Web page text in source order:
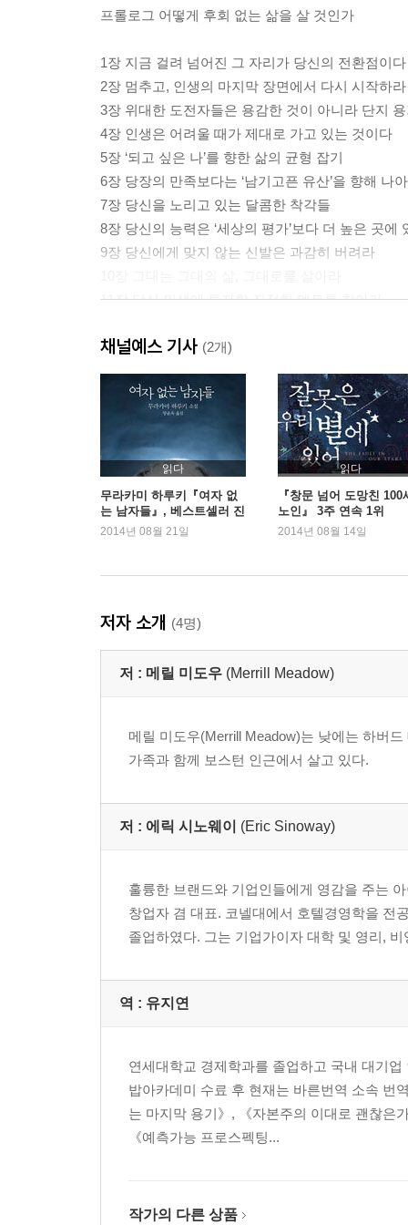
프롤로그 어떻게 후회 없는 삶을 살 것인가
1장 지금 걸려 넘어진 그 자리가 당신의 전환점이다
2장 멈추고, 인생의 마지막 장면에서 다시 시작하라
3장 위대한 도전자들은 용감한 것이 아니라 단지
4장 인생은 어려울 때가 제대로 가고 있는 것이다
5장 ‘되고 싶은 나’를 향한 삶의 균형 잡기
6장 당장의 만족보다는 ‘남기고픈 유산’을 향해 나
7장 당신을 노리고 있는 달콤한 착각들
8장 당신의 능력은 ‘세상의 평가’보다 더 높은 곳에
9장 당신에게 맞지 않는 신발은 과감히 버려라
11장 당신 인생에 투자할 진정한 멘토를 찾아라
에필로그 인생의 새로운 물결을 일으켜라
채널예스 기사 (2개)
읽다
무라카미 하루키『여자 없
는 남자들』, 베스트셀러 진
입
2014년 08월 21일
읽다
『창문 넘어 도망친 100
노인』 3주 연속 1위
2014년 08월 14일
저자 소개 (4명)
저 : 메릴 미도우 (Merrill Meadow)
메릴 미도우(Merrill Meadow)는 낮에는 하버
가족과 함께 보스턴 인근에서 살고 있다.
저 : 에릭 시노웨이 (Eric Sinoway)
훌륭한 브랜드와 기업인들에게 영감을 주는
창업자 겸 대표. 코넬대에서 호텔경영학을 전
졸업하였다. 그는 기업가이자 대학 및 영리,
역 : 유지연
연세대학교 경제학과를 졸업하고 국내 대기
밥아카데미 수료 후 현재는 바른번역 소속 번
는 마지막 용기》, 《자본주의 이대로 괜찮은
《예측가능 프로스펙팅...
작가의 다른 상품